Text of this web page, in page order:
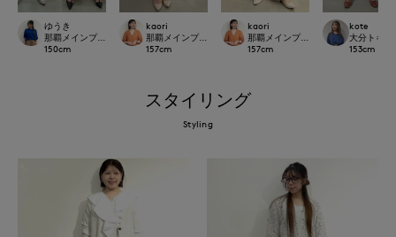
ゆうき
那覇メインプレイスI.T.'S.international
150cm
kaori
那覇メインプレイスI.T.'S.international
157cm
kaori
那覇メインプレイス
157cm
kote
大分トキハ
153cm
スタイリング
Styling